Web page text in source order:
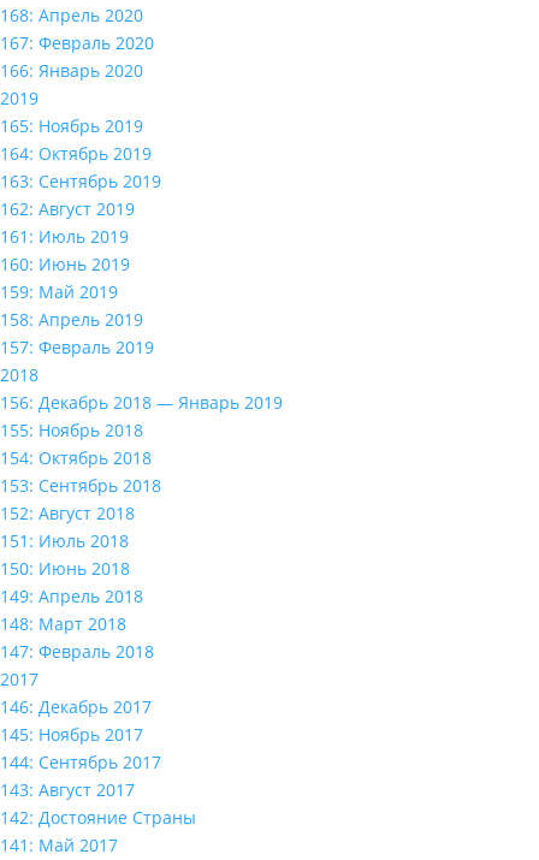
168: Апрель 2020
167: Февраль 2020
166: Январь 2020
2019
165: Ноябрь 2019
164: Октябрь 2019
163: Сентябрь 2019
162: Август 2019
161: Июль 2019
160: Июнь 2019
159: Май 2019
158: Апрель 2019
157: Февраль 2019
2018
156: Декабрь 2018 — Январь 2019
155: Ноябрь 2018
154: Октябрь 2018
153: Сентябрь 2018
152: Август 2018
151: Июль 2018
150: Июнь 2018
149: Апрель 2018
148: Март 2018
147: Февраль 2018
2017
146: Декабрь 2017
145: Ноябрь 2017
144: Сентябрь 2017
143: Август 2017
142: Достояние Страны
141: Май 2017